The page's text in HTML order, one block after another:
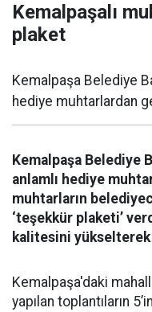
Kemalpaşalı
plaket
Kemalpaşa Belediye
hediye muhtarlardan
Kemalpaşa Belediye
anlamlı hediye
muhtarların
‘teşekkür plaketi’
kalitesini
Kemalpaşa'daki
yapılan toplantıların